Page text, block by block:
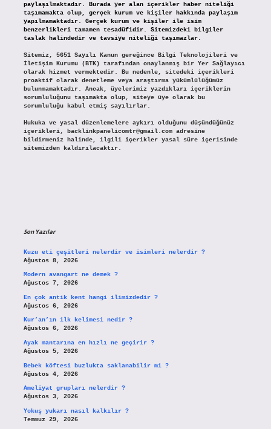
paylaşılmaktadır. Burada yer alan içerikler haber niteliği
taşımamakta olup, gerçek kurum ve kişiler hakkında paylaşım
yapılmamaktadır. Gerçek kurum ve kişiler ile isim
benzerlikleri tamamen tesadüfidir. Sitemizdeki bilgiler
taslak halindedir ve tavsiye niteliği taşımazlar.
Sitemiz, 5651 Sayılı Kanun gereğince Bilgi Teknolojileri ve
İletişim Kurumu (BTK) tarafından onaylanmış bir Yer Sağlayıcı
olarak hizmet vermektedir. Bu nedenle, sitedeki içerikleri
proaktif olarak denetleme veya araştırma yükümlülüğümüz
bulunmamaktadır. Ancak, üyelerimiz yazdıkları içeriklerin
sorumluluğunu taşımakta olup, siteye üye olarak bu
sorumluluğu kabul etmiş sayılırlar.
Hukuka ve yasal düzenlemelere aykırı olduğunu düşündüğünüz
içerikleri,
backlinkpanelicomtr@gmail.comadresine
bildirmeniz halinde, ilgili içerikler yasal süre içerisinde
sitemizden kaldırılacaktır.
Son Yazılar
Kuzu eti çeşitleri nelerdir ve isimleri nelerdir ?
Ağustos 8, 2026
Modern avangart ne demek ?
Ağustos 7, 2026
En çok antik kent hangi ilimizdedir ?
Ağustos 6, 2026
Kur’an’ın ilk kelimesi nedir ?
Ağustos 6, 2026
Ayak mantarına en hızlı ne geçirir ?
Ağustos 5, 2026
Bebek köftesi buzlukta saklanabilir mi ?
Ağustos 4, 2026
Ameliyat grupları nelerdir ?
Ağustos 3, 2026
Yokuş yukarı nasıl kalkılır ?
Temmuz 29, 2026